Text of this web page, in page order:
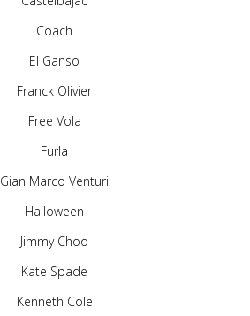
Coach
El Ganso
Franck Olivier
Free Vola
Furla
Gian Marco Venturi
Halloween
Jimmy Choo
Kate Spade
Kenneth Cole